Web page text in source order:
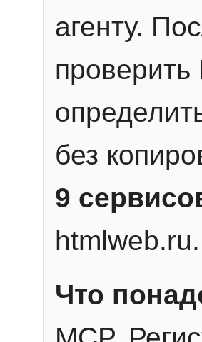
агенту.
без
9
htmlweb.ru.
Что